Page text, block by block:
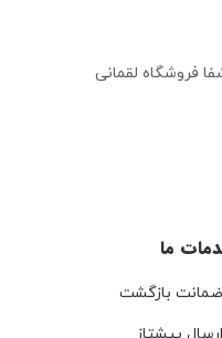
فروشگاه لقمانی
ما
ضمانت بازگشت